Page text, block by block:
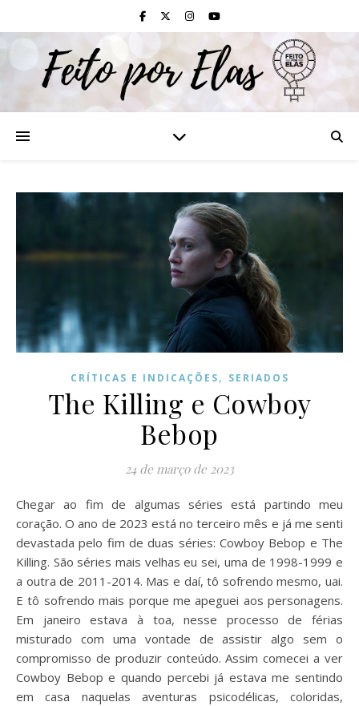
CRÍTICAS E INDICAÇÕES, SERIADOS
The Killing e Cowboy
Bebop
24 de março de 2023
Chegar ao fim de algumas séries está partindo meu
coração. O ano de 2023 está no terceiro mês e já me senti
devastada pelo fim de duas séries: Cowboy Bebop e The
Killing. São séries mais velhas eu sei, uma de 1998-1999 e
a outra de 2011-2014. Mas e daí, tô sofrendo mesmo, uai.
E tô sofrendo mais porque me apeguei aos personagens.
Em janeiro estava à toa, nesse processo de férias
misturado com uma vontade de assistir algo sem o
compromisso de produzir conteúdo. Assim comecei a ver
Cowboy Bebop e quando percebi já estava me sentindo
em casa naquelas aventuras psicodélicas, coloridas,